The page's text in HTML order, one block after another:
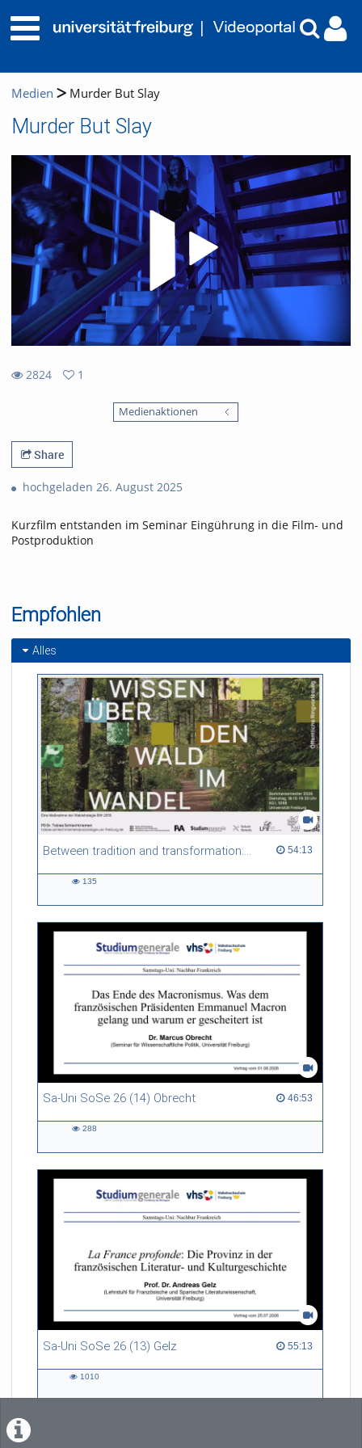
Medien Murder But Slay
Murder But Slay
2824
1
Medienaktionen
Share
hochgeladen 26. August 2025
Kurzfilm entstanden im Seminar Eingührung in die Film- und
Postproduktion
Empfohlen
Alles
Between tradition and transformation: how owners, advisers and institutions co-create knowledge for resilient forests in Europe 54:13
54:13 duration
135
Sa-Uni SoSe 26 (14) Obrecht 46:53
46:53 duration
288
Sa-Uni SoSe 26 (13) Gelz 55:13
55:13 duration
1010